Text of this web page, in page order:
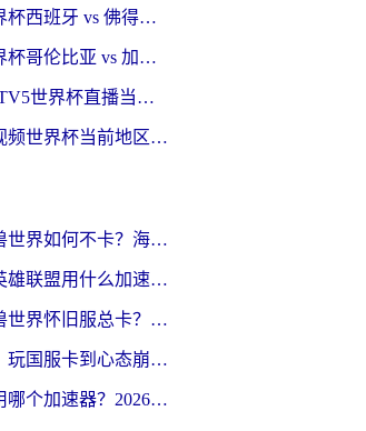
在国外看世界杯西班牙 vs 佛得角无法播放？这篇指南帮你解锁所有中文体育直播
在海外看世界杯哥伦比亚 vs 加纳当前IP受限制？这篇指南帮你流畅看中文解说赛事
在越南看CCTV5世界杯直播当前IP受限制？海外党体育观赛终极指南来了
在日本看央视频世界杯当前地区不可播放？海外党体育观赛终极指南
在欧洲打魔兽世界如何不卡？海外玩家的国服游戏加速终极攻略
国外玩国服英雄联盟用什么加速器好？海外党亲测有效的国服游戏加速指南
在非洲玩魔兽世界怀旧服总卡？别慌，这份指南帮你丝滑开荒
海外党必看：玩国服卡到心态崩？少女前线云图计划加速器免费推荐+碧蓝航线足球世界流畅攻略
海外打LOL用哪个加速器？2026实用指南：从延迟到设备适配，一篇解决你的国服游戏痛点